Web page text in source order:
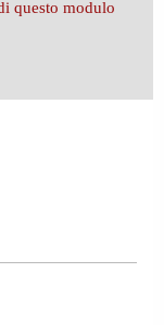
questo modulo